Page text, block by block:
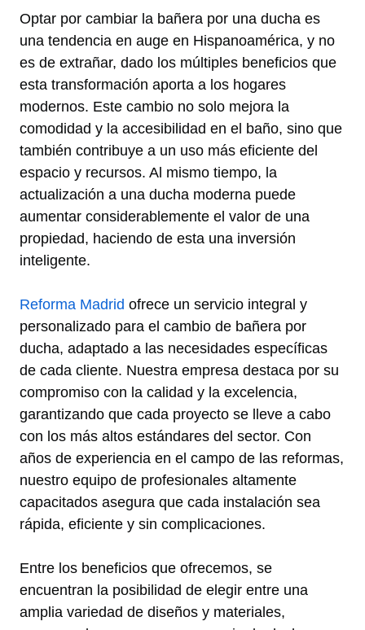
Optar por cambiar la bañera por una ducha es
una tendencia en auge en Hispanoamérica, y no
es de extrañar, dado los múltiples beneficios que
esta transformación aporta a los hogares
modernos. Este cambio no solo mejora la
comodidad y la accesibilidad en el baño, sino que
también contribuye a un uso más eficiente del
espacio y recursos. Al mismo tiempo, la
actualización a una ducha moderna puede
aumentar considerablemente el valor de una
propiedad, haciendo de esta una inversión
inteligente.
Reforma Madrid ofrece un servicio integral y
personalizado para el cambio de bañera por
ducha, adaptado a las necesidades específicas
de cada cliente. Nuestra empresa destaca por su
compromiso con la calidad y la excelencia,
garantizando que cada proyecto se lleve a cabo
con los más altos estándares del sector. Con
años de experiencia en el campo de las reformas,
nuestro equipo de profesionales altamente
capacitados asegura que cada instalación sea
rápida, eficiente y sin complicaciones.
Entre los beneficios que ofrecemos, se
encuentran la posibilidad de elegir entre una
amplia variedad de diseños y materiales,